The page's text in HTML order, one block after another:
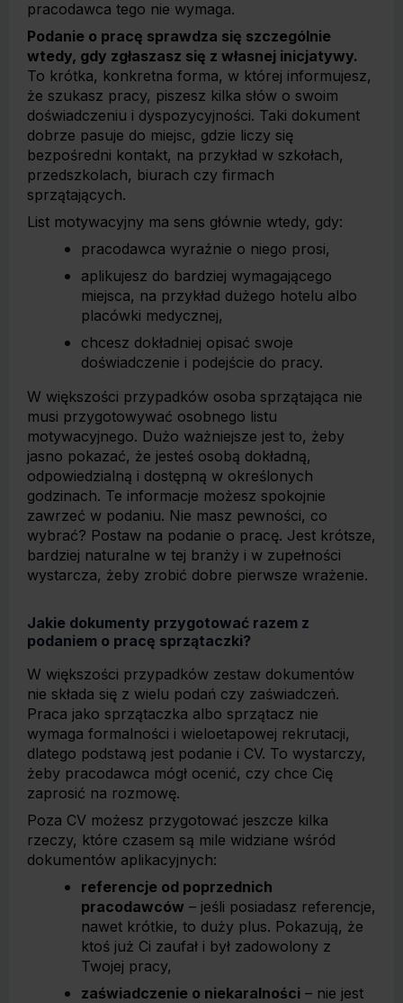
pracodawca tego nie wymaga.
Podanie o pracę sprawdza się szczególnie
wtedy, gdy zgłaszasz się z własnej inicjatywy.
To krótka, konkretna forma, w której informujesz,
że szukasz pracy, piszesz kilka słów o swoim
doświadczeniu i dyspozycyjności. Taki dokument
dobrze pasuje do miejsc, gdzie liczy się
bezpośredni kontakt, na przykład w szkołach,
przedszkolach, biurach czy firmach
sprzątających.
List motywacyjny ma sens głównie wtedy, gdy:
pracodawca wyraźnie o niego prosi,
aplikujesz do bardziej wymagającego
miejsca, na przykład dużego hotelu albo
placówki medycznej,
chcesz dokładniej opisać swoje
doświadczenie i podejście do pracy.
W większości przypadków osoba sprzątająca nie
musi przygotowywać osobnego listu
motywacyjnego. Dużo ważniejsze jest to, żeby
jasno pokazać, że jesteś osobą dokładną,
odpowiedzialną i dostępną w określonych
godzinach. Te informacje możesz spokojnie
zawrzeć w podaniu. Nie masz pewności, co
wybrać? Postaw na podanie o pracę. Jest krótsze,
bardziej naturalne w tej branży i w zupełności
wystarcza, żeby zrobić dobre pierwsze wrażenie.
Jakie dokumenty przygotować razem z
podaniem o pracę sprzątaczki?
W większości przypadków zestaw dokumentów
nie składa się z wielu podań czy zaświadczeń.
Praca jako sprzątaczka albo sprzątacz nie
wymaga formalności i wieloetapowej rekrutacji,
dlatego podstawą jest podanie i CV. To wystarczy,
żeby pracodawca mógł ocenić, czy chce Cię
zaprosić na rozmowę.
Poza CV możesz przygotować jeszcze kilka
rzeczy, które czasem są mile widziane wśród
dokumentów aplikacyjnych:
referencje od poprzednich
pracodawców – jeśli posiadasz referencje,
nawet krótkie, to duży plus. Pokazują, że
ktoś już Ci zaufał i był zadowolony z
Twojej pracy,
zaświadczenie o niekaralności – nie jest